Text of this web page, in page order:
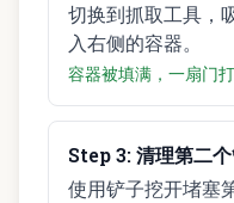
切换到抓取工具，
入右侧的容器。
容器被填满，一扇门
Step3:清理第二
使用铲子挖开堵塞